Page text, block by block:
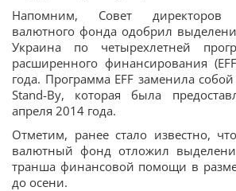
Напомним, Совет директоров
валютного фонда одобрил
Украина по четырехлетней
расширенного финансирования
года. Программа EFF заменила
Stand-By, которая была
апреля 2014 года.
Отметим, ранее стало известно,
валютный фонд отложил
транша финансовой помощи в
до осени.